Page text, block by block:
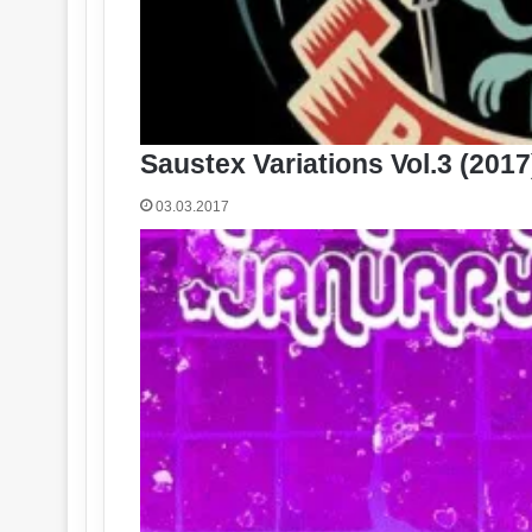
Saustex Variations Vol.3
03.03.2017